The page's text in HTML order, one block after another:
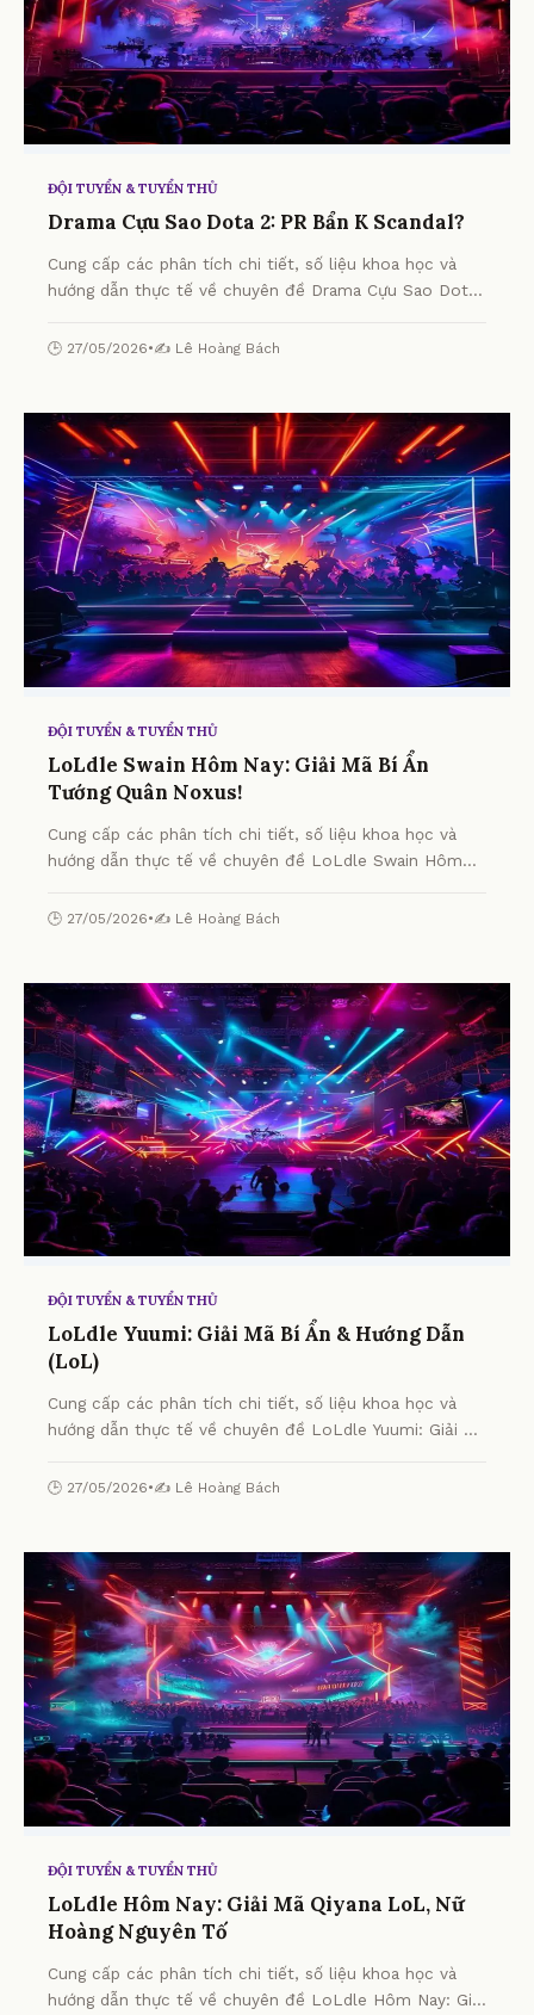
ĐỘI TUYỂN & TUYỂN THỦ
Drama Cựu Sao Dota 2: PR Bẩn K Scandal?
Cung cấp các phân tích chi tiết, số liệu khoa học và
hướng dẫn thực tế về chuyên đề Drama Cựu Sao Dota
🕒 27/05/2026•✍️ Lê Hoàng Bách
ĐỘI TUYỂN & TUYỂN THỦ
LoLdle Swain Hôm Nay: Giải Mã Bí Ẩn
Tướng Quân Noxus!
Cung cấp các phân tích chi tiết, số liệu khoa học và
hướng dẫn thực tế về chuyên đề LoLdle Swain Hôm
🕒 27/05/2026•✍️ Lê Hoàng Bách
ĐỘI TUYỂN & TUYỂN THỦ
LoLdle Yuumi: Giải Mã Bí Ẩn & Hướng Dẫn
(LoL)
Cung cấp các phân tích chi tiết, số liệu khoa học và
hướng dẫn thực tế về chuyên đề LoLdle Yuumi: Giải Mã
🕒 27/05/2026•✍️ Lê Hoàng Bách
ĐỘI TUYỂN & TUYỂN THỦ
LoLdle Hôm Nay: Giải Mã Qiyana LoL, Nữ
Hoàng Nguyên Tố
Cung cấp các phân tích chi tiết, số liệu khoa học và
hướng dẫn thực tế về chuyên đề LoLdle Hôm Nay: Giải